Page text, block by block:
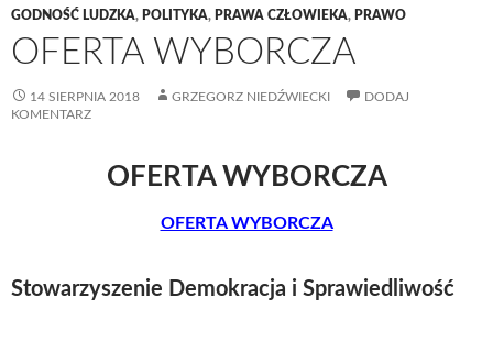
GODNOŚĆ LUDZKA, POLITYKA, PRAWA CZŁOWIEKA, PRAWO
OFERTA WYBORCZA
14 SIERPNIA 2018 GRZEGORZ NIEDŹWIECKI
DODAJ
KOMENTARZ
OFERTA WYBORCZA
OFERTA WYBORCZA
Stowarzyszenie Demokracja i Sprawiedliwość